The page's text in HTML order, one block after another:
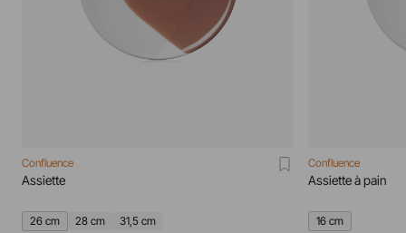
Confluence
Assiette
26 cm 28 cm 31,5 cm
Confluence
Assiette à pain
16 cm